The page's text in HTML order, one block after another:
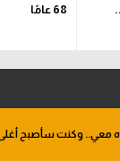
68 عامًا
معي.. وكنت سأصبح